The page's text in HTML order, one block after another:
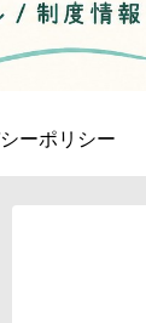
ーポリシー